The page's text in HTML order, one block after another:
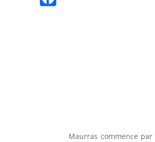
Maurras commence
p
l